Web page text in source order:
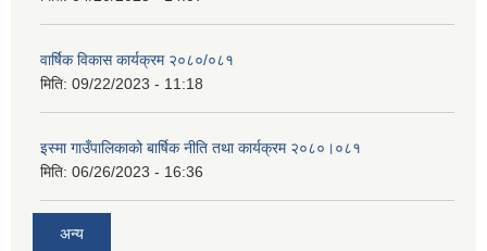
वार्षिक विकास कार्यक्रम २०८०/०८१
मिति: 09/22/2023 - 11:18
इस्मा गाउँपालिकाको बार्षिक नीति तथा कार्यक्रम २०८०।०८१
मिति: 06/26/2023 - 16:36
अन्य